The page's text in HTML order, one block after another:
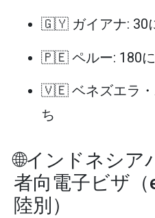
🇬🇾 ガイアナ: 30
🇵🇪 ペルー: 180
🇻🇪 ベネズエラ・
ち
🌐インドネシア
者向電子ビザ
陸別）